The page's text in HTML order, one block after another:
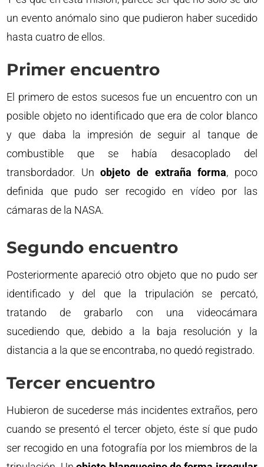
un evento anómalo sino que pudieron haber sucedido
hasta cuatro de ellos.
Primer encuentro
El primero de estos sucesos fue un encuentro con un
posible objeto no identificado que era de color blanco
y que daba la impresión de seguir al tanque de
combustible que se había desacoplado del
transbordador. Unobjeto de extraña forma, poco
definida que pudo ser recogido en vídeo por las
cámaras de la NASA.
Segundo encuentro
Posteriormente apareció otro objeto que no pudo ser
identificado y del que la tripulación se percató,
tratando de grabarlo con una videocámara
sucediendo que, debido a la baja resolución y la
distancia a la que se encontraba, no quedó registrado.
Tercer encuentro
Hubieron de sucederse más incidentes extraños, pero
cuando se presentó el tercer objeto, éste sí que pudo
ser recogido en una fotografía por los miembros de la